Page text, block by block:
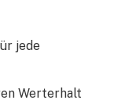
jede
Werterhalt